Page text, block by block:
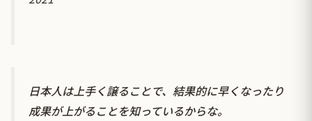
日本人は上手く譲ることで、結果的に早くなったり
成果が上がることを知っているからな。